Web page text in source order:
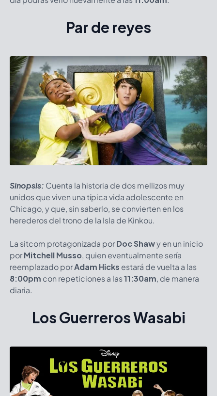
Par de reyes
Sinopsis: Cuenta la historia de dos mellizos muy
unidos que viven una típica vida adolescente en
Chicago, y que, sin saberlo, se convierten en los
herederos del trono de la Isla de Kinkou.
La sitcom protagonizada porDoc Shawy en un inicio
porMitchell Musso, quien eventualmente sería
reemplazado porAdam Hicks estará de vuelta a las
8:00pm con repeticiones a las11:30am, de manera
diaria.
Los Guerreros Wasabi